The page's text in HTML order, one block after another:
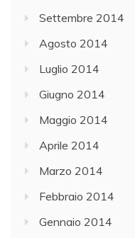
Settembre 2014
Agosto 2014
Luglio 2014
Giugno 2014
Maggio 2014
Aprile 2014
Marzo 2014
Febbraio 2014
Gennaio 2014